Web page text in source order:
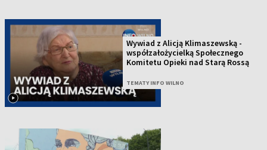
Wywiad z Alicją Klimaszewską -
współzałożycielką Społecznego
Komitetu Opieki nad Starą Rossą
TEMATY INFO WILNO